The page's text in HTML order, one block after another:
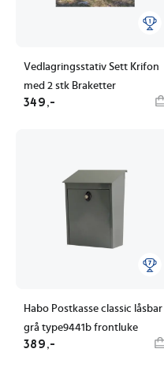
Vedlagringsstativ Sett Krifon
med 2 stk Braketter
349,-
Habo Postkasse classic låsbar
grå type9441b frontluke
389,-